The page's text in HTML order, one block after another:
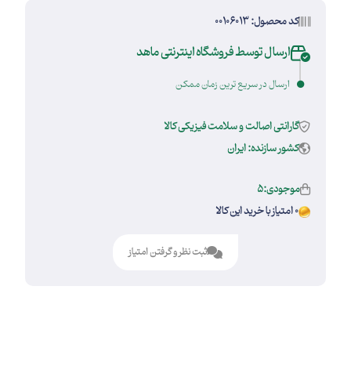
کد محصول: 00106013
ارسال توسط فروشگاه اینترنتی ماهد
ارسال در سریع ترین زمان ممکن
گارانتی اصالت و سلامت فیزیکی کالا
کشور سازنده: ایران
موجودی:5
0 امتیاز با خرید این کالا
ثبت نظر و گرفتن امتیاز